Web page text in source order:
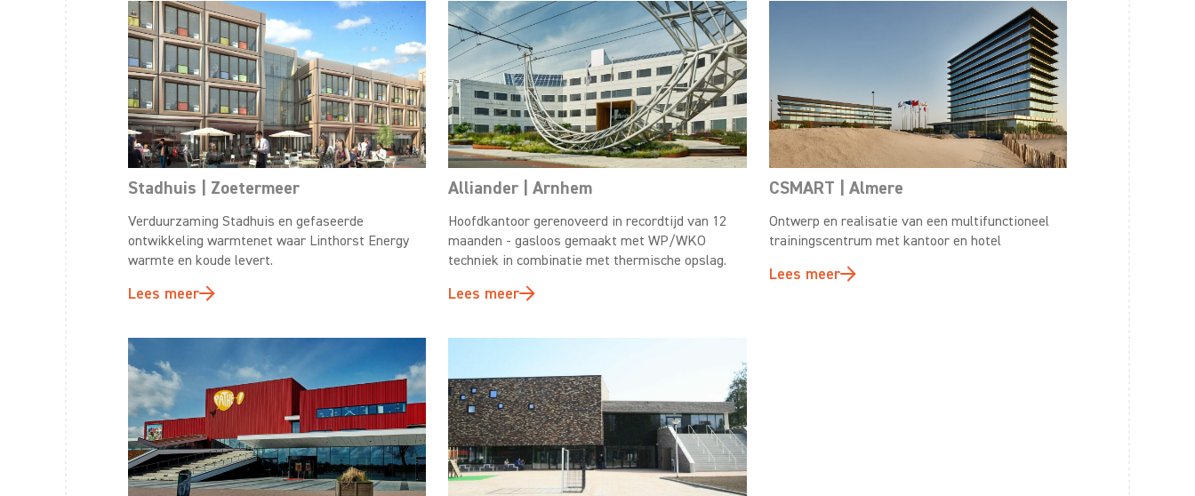
Stadhuis | Zoetermeer
Verduurzaming Stadhuis en gefaseerde
ontwikkeling warmtenet waar Linthorst Energy
warmte en koude levert.
Lees meer
Alliander | Arnhem
Hoofdkantoor gerenoveerd in recordtijd van 12
maanden - gasloos gemaakt met WP/WKO
techniek in combinatie met thermische opslag.
Lees meer
CSMART | Almere
Ontwerp en realisatie van een multifunctioneel
trainingscentrum met kantoor en hotel
Lees meer